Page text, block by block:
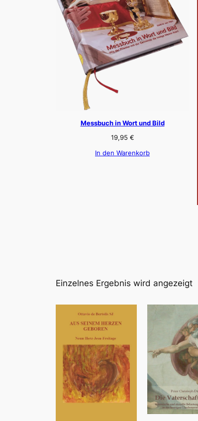
Messbuch in Wort und Bild
19,95 €
In den Warenkorb
Einzelnes Ergebnis wird angezeigt